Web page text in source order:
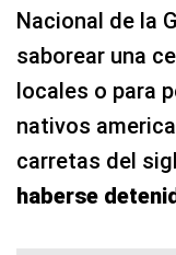
Nacional de la
saborear una
locales o para
nativos
carretas del
haberse